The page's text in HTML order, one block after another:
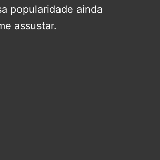
popularidade ainda
assustar.